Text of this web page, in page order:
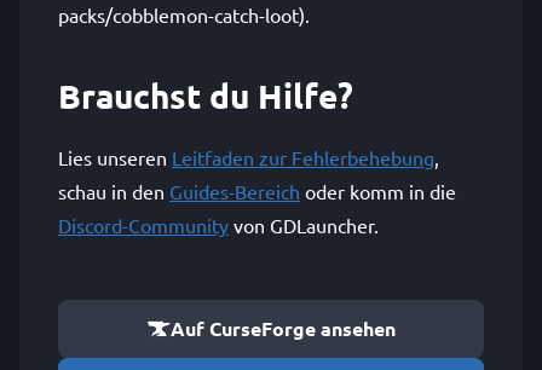
packs/cobblemon-catch-loot).
Brauchst du Hilfe?
Lies unseren Leitfaden zur Fehlerbehebung,
schau in den Guides-Bereich oder komm in die
Discord-Community von GDLauncher.
Auf CurseForge ansehen